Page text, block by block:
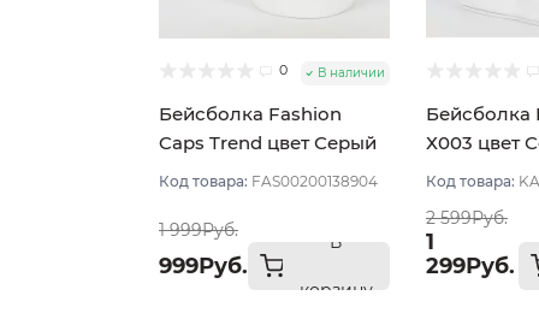
0 В наличии
Бейсболка Fashion
Caps Trend цвет Серый
размер 57-58
Код товара: FAS00200138904
1 999Руб.
999Руб.
В
корзину
Бейсболка
Х003 цвет
темный
Код товара:
2 599Руб.
1
299Руб.